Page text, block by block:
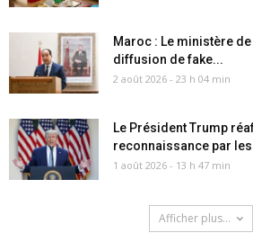
Maroc : Le ministère
diffusion de fake...
2 août 2026 - 23 h 04 min
Le Président Trump
reconnaissance par
1 août 2026 - 13 h 47 min
Afficher plus...